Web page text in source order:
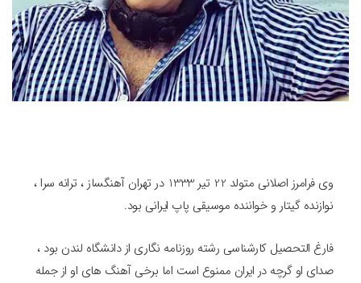
وی فرامرز اصلانی متولد 22 تیر 1333 در تهران آهنگساز ، ترانه سرا ،
نوازنده گیتار و خواننده موسیقی پاپ ایرانی بود.
فارغ التحصیل کارشناسی رشته روزنامه نگاری از دانشگاه لندن بود ،
صدای او گرچه در ایران ممنوع است اما برخی آهنگ های او از جمله